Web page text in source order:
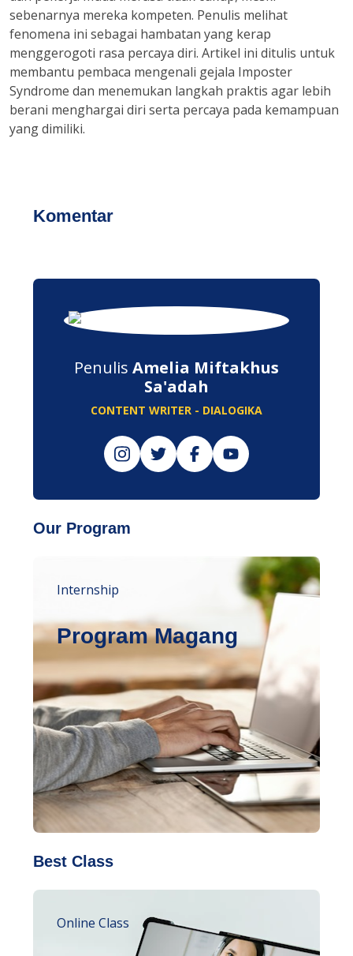
sebenarnya mereka kompeten. Penulis melihat
fenomena ini sebagai hambatan yang kerap
menggerogoti rasa percaya diri. Artikel ini ditulis untuk
membantu pembaca mengenali gejala Imposter
Syndrome dan menemukan langkah praktis agar lebih
berani menghargai diri serta percaya pada kemampuan
yang dimiliki.
Komentar
Penulis Amelia Miftakhus
Sa'adah
CONTENT WRITER - DIALOGIKA
Our Program
Internship
Program Magang
Best Class
Online Class